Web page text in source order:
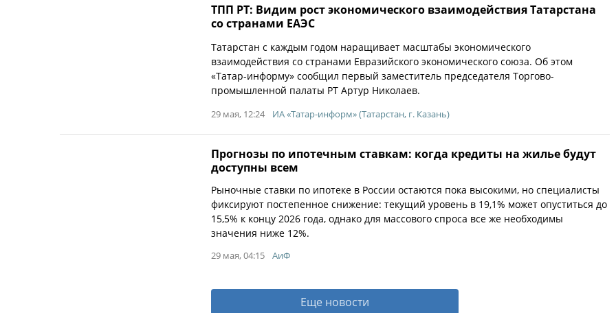
ТПП РТ: Видим рост экономического взаимодействия Татарстана
со странами ЕАЭС
Татарстан с каждым годом наращивает масштабы экономического
взаимодействия со странами Евразийского экономического союза. Об этом
«Татар-информу» сообщил первый заместитель председателя Торгово-
промышленной палаты РТ Артур Николаев.
29 мая, 12:24 ИА «Татар-информ» (Татарстан, г. Казань)
Прогнозы по ипотечным ставкам: когда кредиты на жилье будут
доступны всем
Рыночные ставки по ипотеке в России остаются пока высокими, но специалисты
фиксируют постепенное снижение: текущий уровень в 19,1% может опуститься до
15,5% к концу 2026 года, однако для массового спроса все же необходимы
значения ниже 12%.
29 мая, 04:15 АиФ
Еще новости